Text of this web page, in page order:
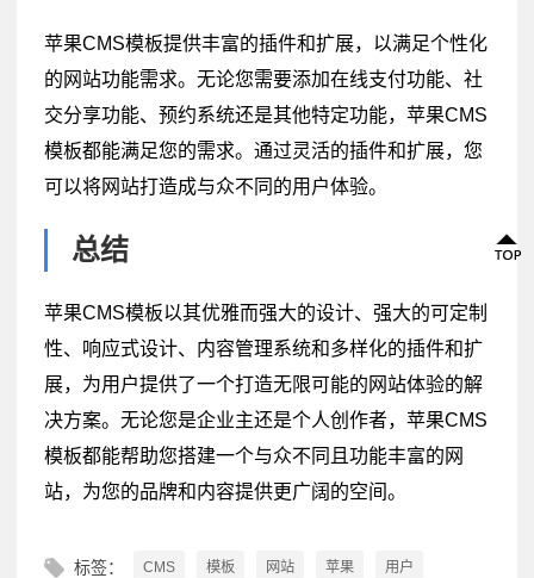
苹果CMS模板提供丰富的插件和扩展，以满足个性化
的网站功能需求。无论您需要添加在线支付功能、社
交分享功能、预约系统还是其他特定功能，苹果CMS
模板都能满足您的需求。通过灵活的插件和扩展，您
可以将网站打造成与众不同的用户体验。
总结
苹果CMS模板以其优雅而强大的设计、强大的可定制
性、响应式设计、内容管理系统和多样化的插件和扩
展，为用户提供了一个打造无限可能的网站体验的解
决方案。无论您是企业主还是个人创作者，苹果CMS
模板都能帮助您搭建一个与众不同且功能丰富的网
站，为您的品牌和内容提供更广阔的空间。
标签： CMS 模板 网站 苹果 用户